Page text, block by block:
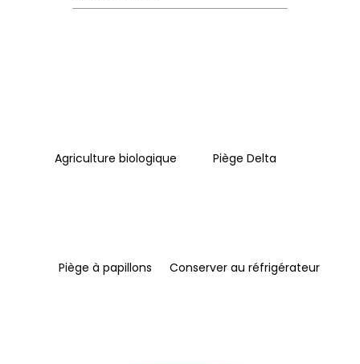
Agriculture biologique Piège Delta
Piège à papillons Conserver au réfrigérateur